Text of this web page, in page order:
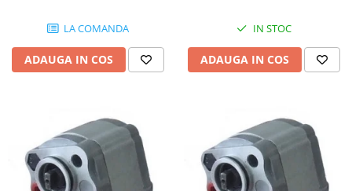
LA COMANDA
ADAUGA IN COS
IN STOC
ADAUGA IN COS